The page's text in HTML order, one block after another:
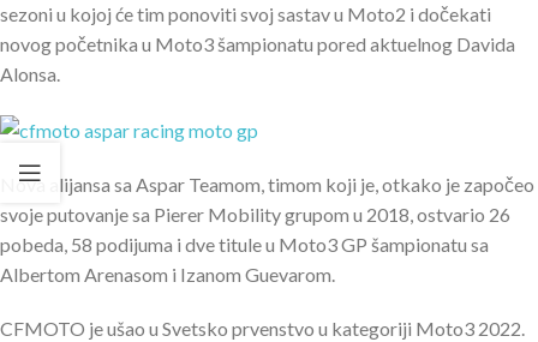
sezoni u kojoj će tim ponoviti svoj sastav u Moto2 i dočekati
novog početnika u Moto3 šampionatu pored aktuelnog Davida
Alonsa.
Nova alijansa sa Aspar Teamom, timom koji je, otkako je započeo
svoje putovanje sa Pierer Mobility grupom u 2018, ostvario 26
pobeda, 58 podijuma i dve titule u Moto3 GP šampionatu sa
Albertom Arenasom i Izanom Guevarom.
CFMOTO je ušao u Svetsko prvenstvo u kategoriji Moto3 2022.